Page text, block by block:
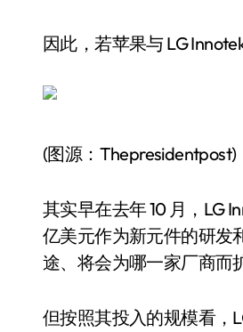
因此，若苹果与 LG
(图源：Thepresidentpost)
其实早在去年 10 月，LG
亿美元作为新元件的研发
途、将会为哪一家厂商而
但按照其投入的规模看，